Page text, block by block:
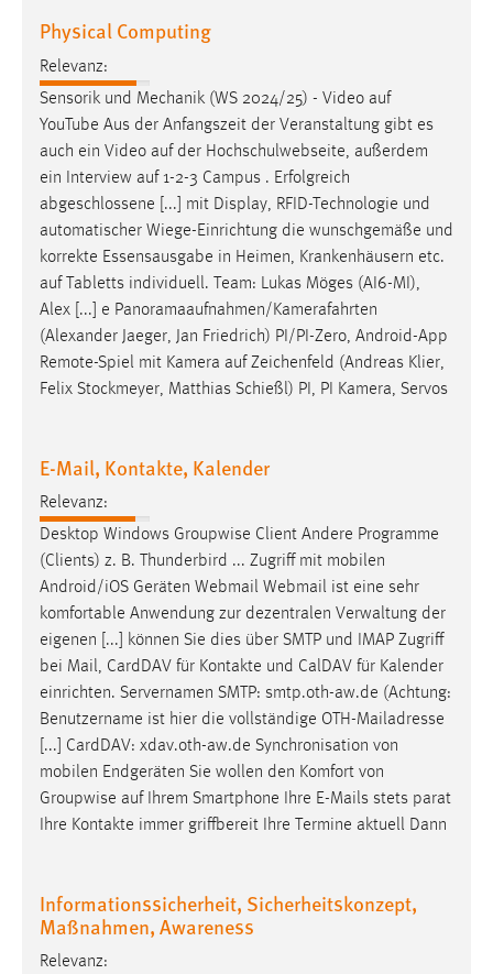
Physical Computing
Relevanz:
Sensorik und Mechanik (WS 2024/25) - Video auf
YouTube Aus der Anfangszeit der Veranstaltung gibt es
auch ein Video aufder Hochschulwebseite, außerdem
ein Interview auf1-2-3 Campus . Erfolgreich
abgeschlossene [...] mit Display, RFID-Technologie und
automatischer Wiege-Einrichtung die wunschgemäße und
korrekte Essensausgabe in Heimen, Krankenhäusern etc.
aufTabletts individuell. Team: Lukas Möges (AI6-MI),
Alex [...] e Panoramaaufnahmen/Kamerafahrten
(Alexander Jaeger, Jan Friedrich) PI/PI-Zero, Android-App
Remote-Spiel mit Kamera aufZeichenfeld (Andreas Klier,
Felix Stockmeyer, Matthias Schießl) PI, PI Kamera, Servos
E-Mail, Kontakte, Kalender
Relevanz:
Desktop Windows Groupwise Client Andere Programme
(Clients) z. B. Thunderbird ... Zugriff mit mobilen
Android/iOS Geräten Webmail Webmail ist eine sehr
komfortable Anwendung zur dezentralen Verwaltung der
eigenen [...] können Sie dies über SMTP und IMAP Zugriff
bei Mail, CardDAV für Kontakte und CalDAV für Kalender
einrichten. Servernamen SMTP: smtp.oth-aw.de (Achtung:
Benutzername ist hier die vollständige OTH-Mailadresse
[...] CardDAV: xdav.oth-aw.de Synchronisation von
mobilen Endgeräten Sie wollen den Komfort von
Groupwise aufIhrem Smartphone Ihre E-Mails stets parat
Ihre Kontakte immer griffbereit Ihre Termine aktuell Dann
Informationssicherheit, Sicherheitskonzept,
Maßnahmen, Awareness
Relevanz:
Zweck:
Dieser Cookie ist notwendig um sich an der Website
einloggen zu können.
Cookie Laufzeit:
24 Stunden
STATISTIK
Statistik Cookies erfassen Informationen anonym.
Diese Informationen helfen uns zu verstehen, wie
unsere Besucher unsere Website nutzen.
Matomo
Zweck:
Cookie Laufzeit:
Max. 13 Monate
MARKETING
Marketing Cookies werden von Drittanbietern
verwendet, um personalisierte Werbung anzuzeigen.
Sie tun dies, indem sie Besucher über Websites
Google Ads
Anbieter: